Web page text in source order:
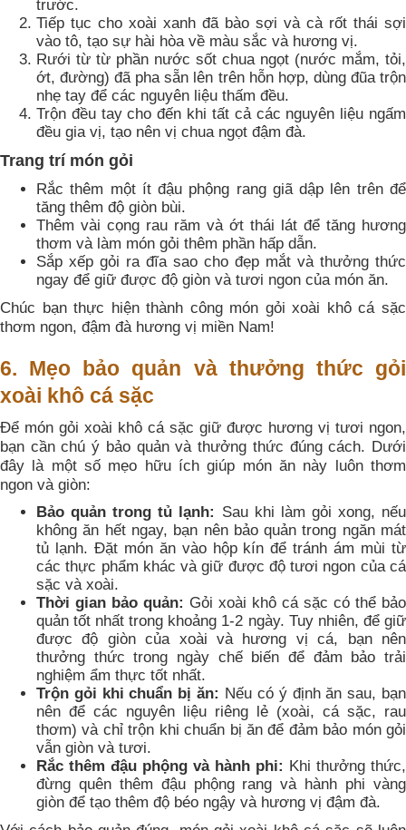
trước.
Tiếp tục cho xoài xanh đã bào sợi và cà rốt thái sợi
vào tô, tạo sự hài hòa về màu sắc và hương vị.
Rưới từ từ phần nước sốt chua ngọt (nước mắm, tỏi,
ớt, đường) đã pha sẵn lên trên hỗn hợp, dùng đũa trộn
nhẹ tay để các nguyên liệu thấm đều.
Trộn đều tay cho đến khi tất cả các nguyên liệu ngấm
đều gia vị, tạo nên vị chua ngọt đậm đà.
Trang trí món gỏi
Rắc thêm một ít đậu phộng rang giã dập lên trên để
tăng thêm độ giòn bùi.
Thêm vài cọng rau răm và ớt thái lát để tăng hương
thơm và làm món gỏi thêm phần hấp dẫn.
Sắp xếp gỏi ra đĩa sao cho đẹp mắt và thưởng thức
ngay để giữ được độ giòn và tươi ngon của món ăn.
Chúc bạn thực hiện thành công món gỏi xoài khô cá sặc
thơm ngon, đậm đà hương vị miền Nam!
6. Mẹo bảo quản và thưởng thức gỏi
xoài khô cá sặc
Để món gỏi xoài khô cá sặc giữ được hương vị tươi ngon,
bạn cần chú ý bảo quản và thưởng thức đúng cách. Dưới
đây là một số mẹo hữu ích giúp món ăn này luôn thơm
ngon và giòn:
Bảo quản trong tủ lạnh: Sau khi làm gỏi xong, nếu
không ăn hết ngay, bạn nên bảo quản trong ngăn mát
tủ lạnh. Đặt món ăn vào hộp kín để tránh ám mùi từ
các thực phẩm khác và giữ được độ tươi ngon của cá
sặc và xoài.
Thời gian bảo quản: Gỏi xoài khô cá sặc có thể bảo
quản tốt nhất trong khoảng 1-2 ngày. Tuy nhiên, để giữ
được độ giòn của xoài và hương vị cá, bạn nên
thưởng thức trong ngày chế biến để đảm bảo trải
nghiệm ẩm thực tốt nhất.
Trộn gỏi khi chuẩn bị ăn: Nếu có ý định ăn sau, bạn
nên để các nguyên liệu riêng lẻ (xoài, cá sặc, rau
thơm) và chỉ trộn khi chuẩn bị ăn để đảm bảo món gỏi
vẫn giòn và tươi.
Rắc thêm đậu phộng và hành phi: Khi thưởng thức,
đừng quên thêm đậu phộng rang và hành phi vàng
giòn để tạo thêm độ béo ngậy và hương vị đậm đà.